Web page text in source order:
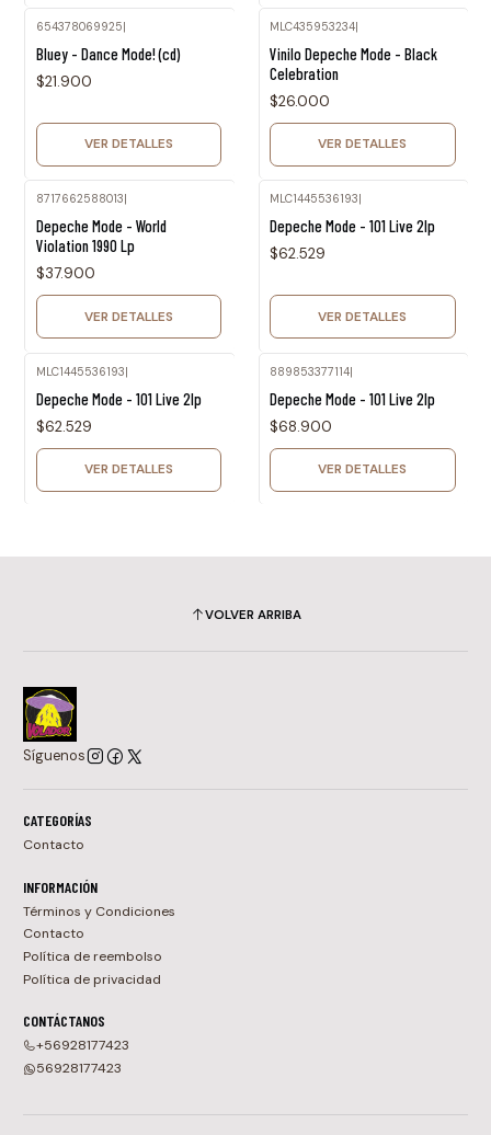
654378069925|
Bluey - Dance Mode! (cd)
$21.900
VER DETALLES
MLC435953234|
Vinilo Depeche Mode - Black
Celebration
$26.000
VER DETALLES
8717662588013
Depeche Mode - World
Violation 1990 Lp
$37.900
VER DETALLES
MLC1445536193
Depeche Mode - 101 Live 2lp
$62.529
VER DETALLES
MLC1445536193|
Depeche Mode - 101 Live 2lp
$62.529
VER DETALLES
889853377114|
Depeche Mode - 101 Live 2lp
$68.900
VER DETALLES
VOLVER ARRIBA
Síguenos
CATEGORÍAS
Contacto
INFORMACIÓN
Términos y Condiciones
Contacto
Política de reembolso
Política de privacidad
CONTÁCTANOS
+56928177423
56928177423